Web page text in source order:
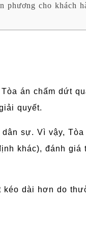
phương cho khách
án chấm dứt
quyết.
sự. Vì vậy,
khác), đánh giá
dài hơn do